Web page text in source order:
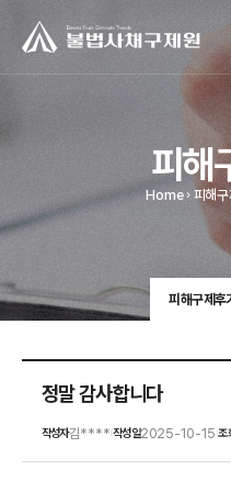
피해
Home 피해
피해구제후
정말 감사합니다
작성자김**** 작성일2025-10-15 |조